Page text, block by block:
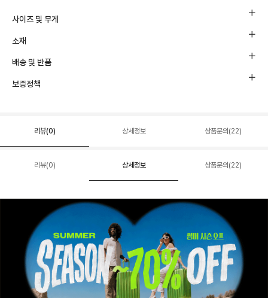
사이즈 및 무게
소재
배송 및 반품
보증정책
리뷰(0) 상세정보 상품문의(22)
리뷰(0) 상세정보 상품문의(22)